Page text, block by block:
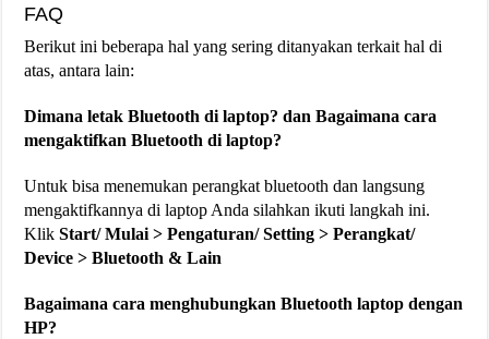
FAQ
Berikut ini beberapa hal yang sering ditanyakan terkait hal di
atas, antara lain:
Dimana letak Bluetooth di laptop? dan Bagaimana cara
mengaktifkan Bluetooth di laptop?
Untuk bisa menemukan perangkat bluetooth dan langsung
mengaktifkannya di laptop Anda silahkan ikuti langkah ini.
KlikStart/ Mulai > Pengaturan/ Setting > Perangkat/
Device > Bluetooth & Lain
Bagaimana cara menghubungkan Bluetooth laptop dengan
HP?